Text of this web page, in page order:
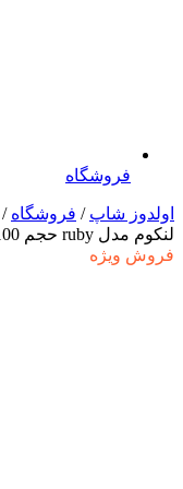
فروشگاه
اولدوز شاپ / فروشگاه /
لنکوم مدل ruby حجم 100 میلی لیتر
فروش ویژه